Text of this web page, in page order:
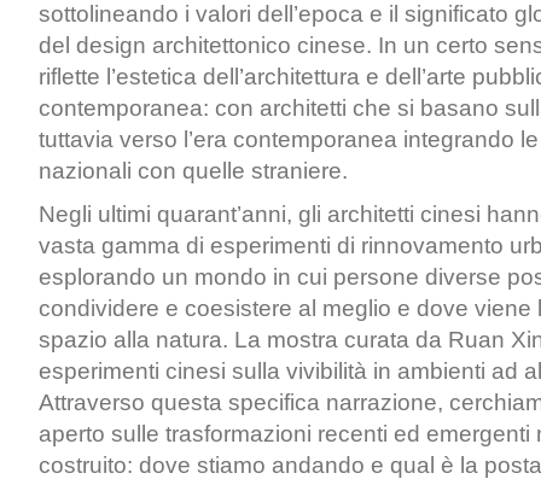
sottolineando i valori dell’epoca e il significato
del design architettonico cinese. In un certo
riflette l’estetica dell’architettura e dell’arte
contemporanea: con architetti che si basano
tuttavia verso l’era contemporanea integrando
nazionali con quelle straniere.
Negli ultimi quarant’anni, gli architetti cinesi
vasta gamma di esperimenti di rinnovamento
esplorando un mondo in cui persone diverse
condividere e coesistere al meglio e dove viene
spazio alla natura. La mostra curata da Ruan
esperimenti cinesi sulla vivibilità in ambienti ad
Attraverso questa specifica narrazione,
aperto sulle trasformazioni recenti ed emergenti
costruito: dove stiamo andando e qual è la